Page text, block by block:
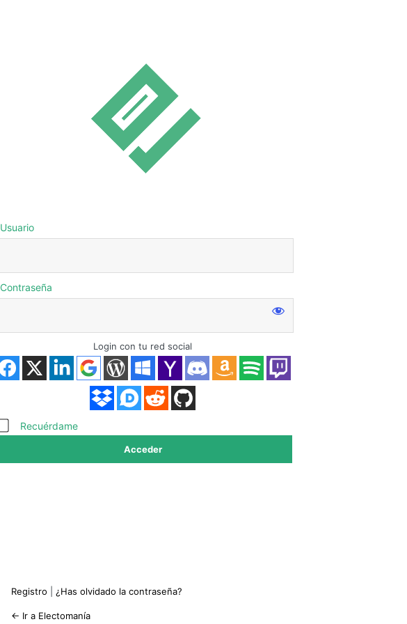
Acceder
Usuario
Contraseña
Login con tu red social
Recuérdame
Registro ¿Has olvidado la contraseña?
← Ir a Electomanía